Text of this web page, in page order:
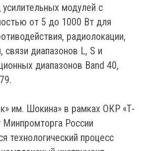
модулей с
от 5 до 1000 Вт для
радиолокации,
связи диапазонов L, S и
диапазонов Band 40,
им. Шокина» в рамках ОКР «Т-
Минпромторга России
технологический процесс